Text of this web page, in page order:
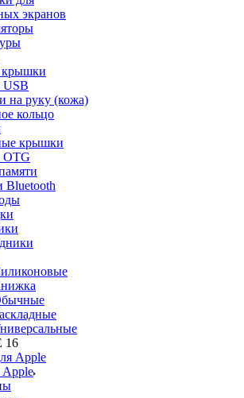
экранов
крышки
USB
на руку (кожа)
кольцо
крышки
OTG
Bluetooth
Apple